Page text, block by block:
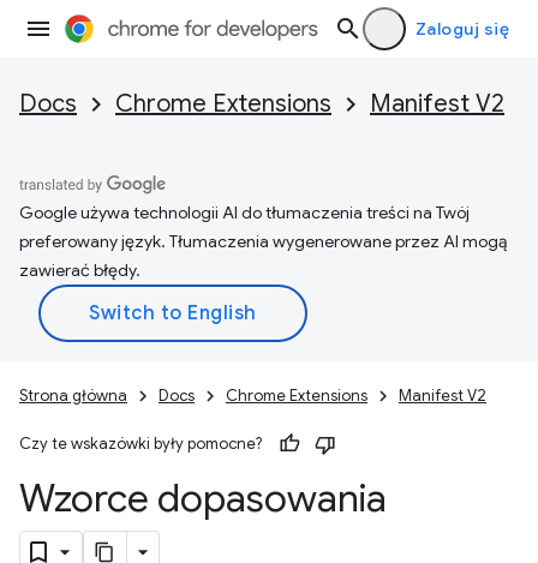
Zaloguj się
Docs Chrome Extensions Manifest V2
Google używa technologii AI do tłumaczenia treści na Twój
preferowany język. Tłumaczenia wygenerowane przez AI mogą
zawierać błędy.
Strona główna Docs Chrome Extensions Manifest V2
Czy te wskazówki były pomocne?
Wzorce dopasowania